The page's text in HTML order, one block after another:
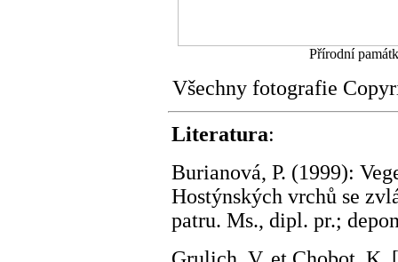
Přírodní
Všechny fotografie
Literatura:
Burianová, P. (1999):
Hostýnských vrchů se
patru. Ms., dipl. pr.;